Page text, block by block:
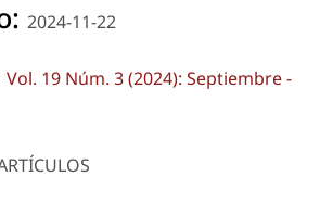
2024-11-22
Vol. 19 Núm. 3 (2024): Septiembre -